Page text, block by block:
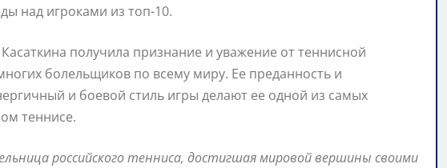
над игроками из топ-10.
получила признание и уважение от теннисной
болельщиков по всему миру. Ее преданность и
и боевой стиль игры делают ее одной из самых
теннисе.
российского тенниса, достигшая мировой вершины своими